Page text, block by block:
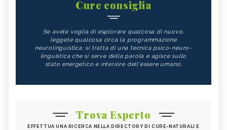
Cure consiglia
Se avete voglia di esplorare qualcosa di nuovo,
leggete qualcosa circa la programmazione
neurolinguistica; si tratta di una tecnica psico-neuro-
linguistica che si serve della parola e agisce sullo
stato energetico e interiore dell'essere umano.
Trova Esperto
EFFETTUA UNA RICERCA NELLA DIRECTORY DI CURE-NATURALI E